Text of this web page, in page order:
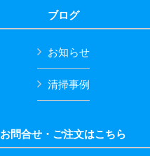
ブログ
お知らせ
清掃事例
お問合せ・ご注文はこちら